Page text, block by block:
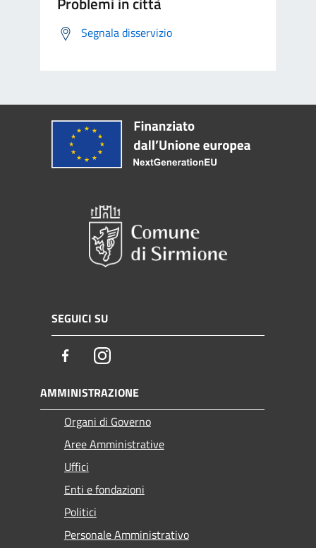
Segnala disservizio
SEGUICI SU
FacebookInstagram
AMMINISTRAZIONE
Organi di Governo
Aree Amministrative
Uffici
Enti e fondazioni
Politici
Personale Amministrativo